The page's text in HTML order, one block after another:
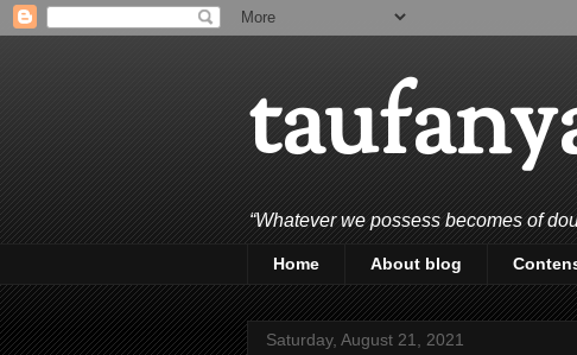
“Whatever we possess becomes of
Home About blog
Saturday, August 21, 2021